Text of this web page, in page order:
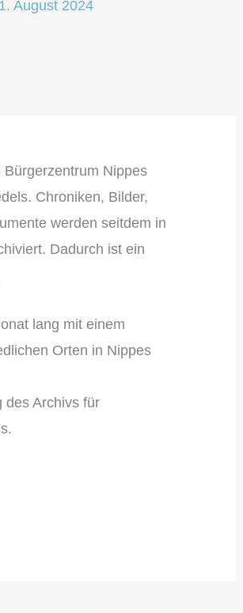
1. August 2024
Nippes
Chroniken, Bilder,
werden seitdem in
Dadurch ist ein
lang mit einem
Orten in Nippes
des Archivs für